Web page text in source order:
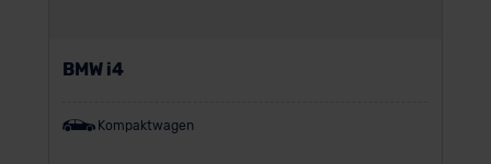
BMW i4
Kompaktwagen